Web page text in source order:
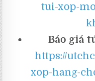
tui-xop-
Báo giá
https://
xop-hang-